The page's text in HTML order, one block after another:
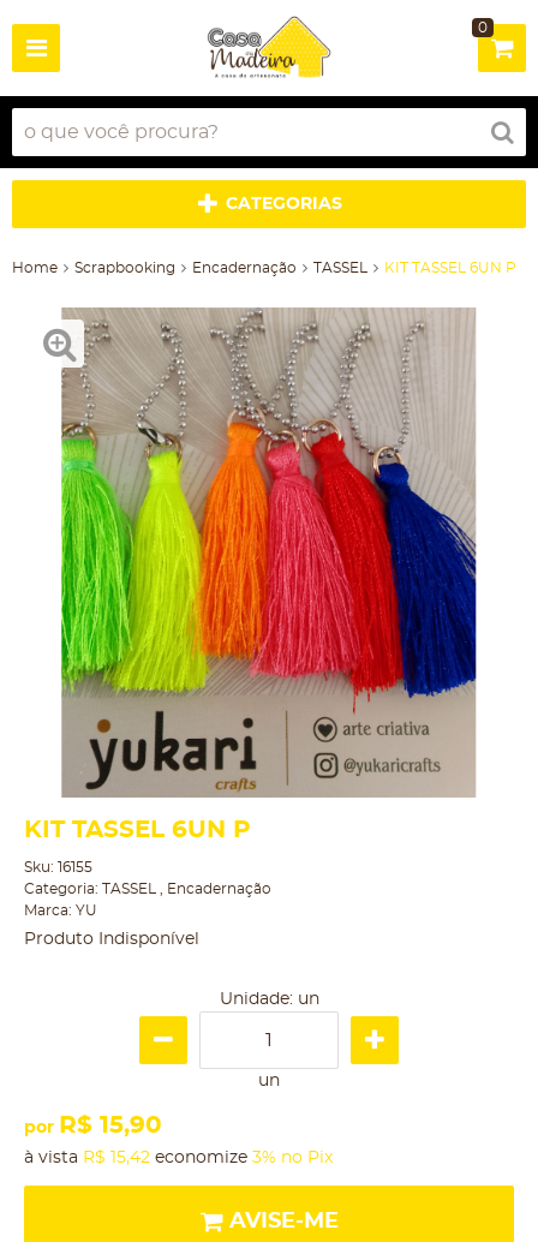
0
CATEGORIAS
Home Scrapbooking Encadernação TASSEL KIT TASSEL 6UN P
KIT TASSEL 6UN P
Sku: 16155
Categoria: TASSEL
Encadernação
Marca: YU
Produto Indisponível
Unidade: un
un
por R$ 15,90
à vista R$ 15,42 economize 3% no Pix
AVISE-ME